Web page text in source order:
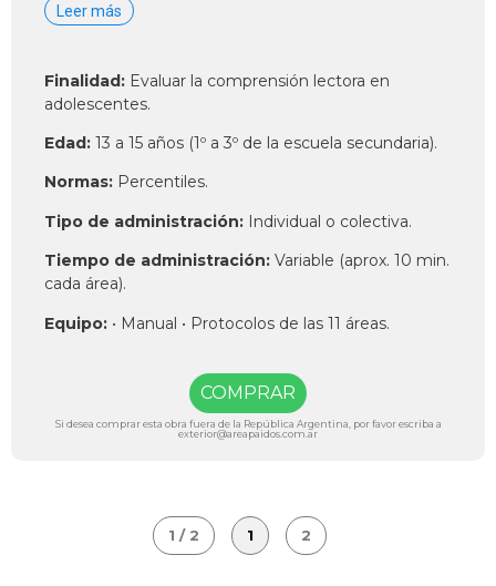
Leer más
Finalidad: Evaluar la comprensión lectora en
adolescentes.
Edad: 13 a 15 años (1º a 3º de la escuela secundaria).
Normas: Percentiles.
Tipo de administración: Individual o colectiva.
Tiempo de administración: Variable (aprox. 10 min.
cada área).
Equipo: • Manual • Protocolos de las 11 áreas.
COMPRAR
Si desea comprar esta obra fuera de la República Argentina, por favor escriba a
exterior@areapaidos.com.ar
1 / 2 1 2